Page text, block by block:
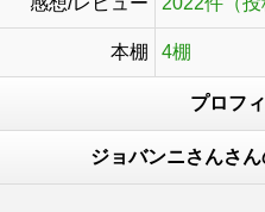
本棚 4棚
プロフ
ジョバンニさんさ